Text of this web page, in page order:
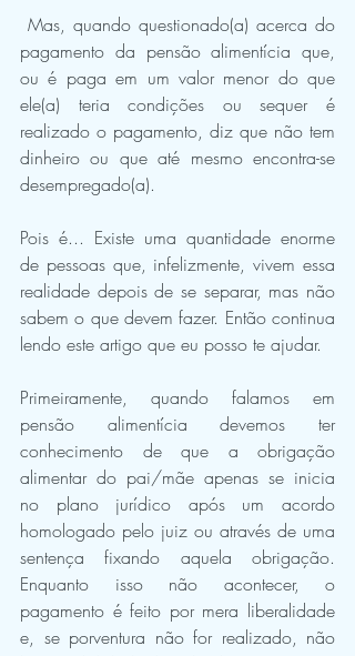
pagamento da pensão alimentícia que,
ou é paga em um valor menor do que
ele(a) teria condições ou sequer é
realizado o pagamento, diz que não tem
dinheiro ou que até mesmo encontra-se
desempregado(a).
Pois é... Existe uma quantidade enorme
de pessoas que, infelizmente, vivem essa
realidade depois de se separar, mas não
sabem o que devem fazer. Então continua
lendo este artigo que eu posso te ajudar.
Primeiramente, quando falamos em
pensão alimentícia devemos ter
conhecimento de que a obrigação
alimentar do pai/mãe apenas se inicia
no plano jurídico após um acordo
homologado pelo juiz ou através de uma
sentença fixando aquela obrigação.
Enquanto isso não acontecer, o
pagamento é feito por mera liberalidade
e, se porventura não for realizado, não